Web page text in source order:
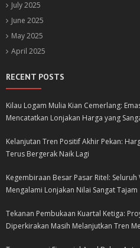
July 2025
June 2025
May 2025
April 2025
RECENT POSTS
Kilau Logam Mulia Kian Cemerlang:
Mencatatkan Lonjakan Harga yang
Kelanjutan Tren Positif Akhir Pekan:
Terus Bergerak Naik Lagi
Kegembiraan Besar Pasar Ritel:
Mengalami Lonjakan Nilai Sangat Tajam
Tekanan Pembukaan Kuartal Ketiga:
Diperkirakan Masih Melanjutkan Tren